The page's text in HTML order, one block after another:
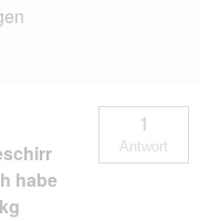
habe
1
Antwort